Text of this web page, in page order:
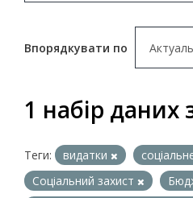
Впорядкувати по
1 набір даних
Теги: видатки
Соціальний захист